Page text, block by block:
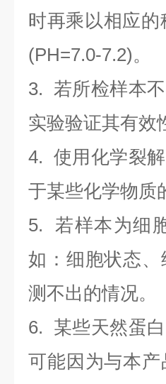
时再乘以相应
(PH=7.0-7.2)。
3. 若所检样本
实验验证其有效
4. 使用化学裂
于某些化学物质
5. 若样本为细
如：细胞状态
测不出的情况。
6. 某些天然蛋
可能因为与本